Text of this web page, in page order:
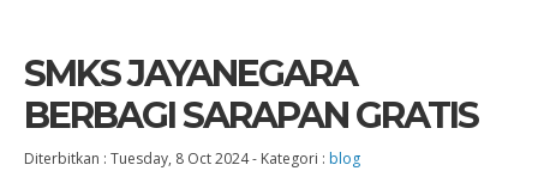
SMKS JAYANEGARA
BERBAGI SARAPAN GRATIS
Diterbitkan : Tuesday, 8 Oct 2024- Kategori : blog